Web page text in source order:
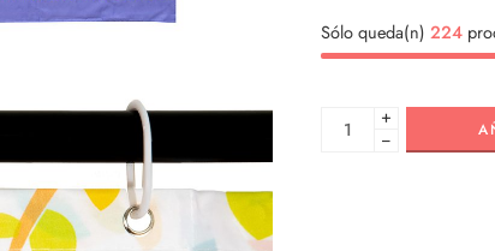
Sólo queda(n) 224
+
−